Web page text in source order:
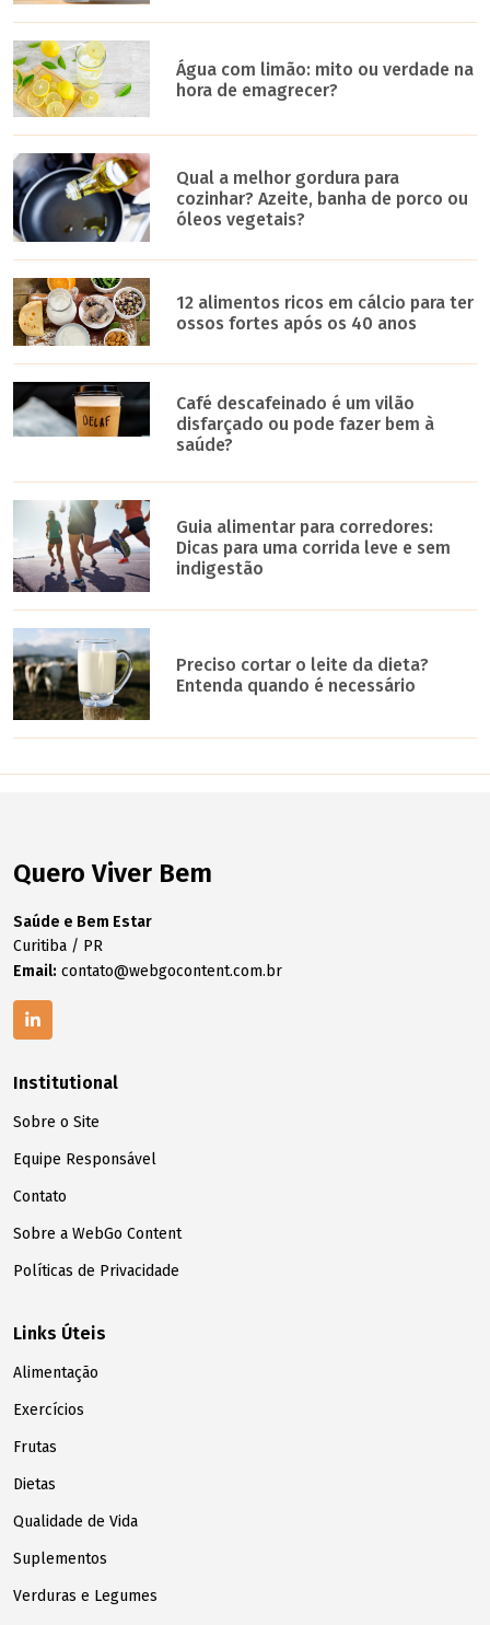
Água com limão: mito ou verdade na
hora de emagrecer?
Qual a melhor gordura para
cozinhar? Azeite, banha de porco ou
óleos vegetais?
12 alimentos ricos em cálcio para ter
ossos fortes após os 40 anos
Café descafeinado é um vilão
disfarçado ou pode fazer bem à
saúde?
Guia alimentar para corredores:
Dicas para uma corrida leve e sem
indigestão
Preciso cortar o leite da dieta?
Entenda quando é necessário
Quero Viver Bem
Saúde e Bem Estar
Curitiba / PR
Email: contato@webgocontent.com.br
Institutional
Sobre o Site
Equipe Responsável
Contato
Sobre a WebGo Content
Políticas de Privacidade
Links Úteis
Alimentação
Exercícios
Frutas
Dietas
Qualidade de Vida
Suplementos
Verduras e Legumes